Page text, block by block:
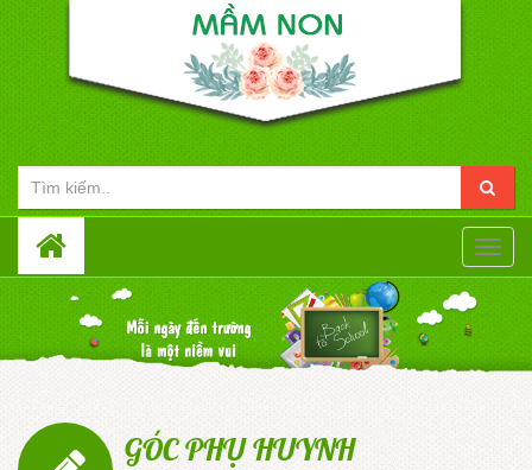
Toggle
GÓC PHỤ HUYNH